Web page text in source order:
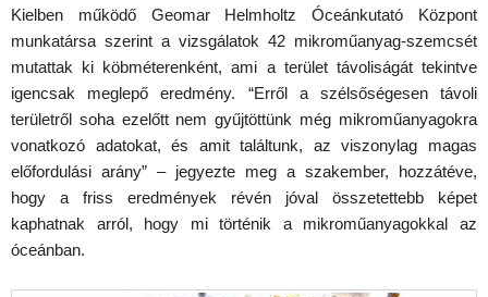
Kielben működő Geomar Helmholtz Óceánkutató Központ
munkatársa szerint a vizsgálatok 42 mikroműanyag-szemcsét
mutattak ki köbméterenként, ami a terület távoliságát tekintve
igencsak meglepő eredmény. “Erről a szélsőségesen távoli
területről soha ezelőtt nem gyűjtöttünk még mikroműanyagokra
vonatkozó adatokat, és amit találtunk, az viszonylag magas
előfordulási arány” – jegyezte meg a szakember, hozzátéve,
hogy a friss eredmények révén jóval összetettebb képet
kaphatnak arról, hogy mi történik a mikroműanyagokkal az
óceánban.